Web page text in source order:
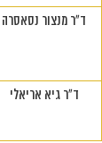
ד"ר מנצור נסאסרה
ד"ר גיא אריאלי